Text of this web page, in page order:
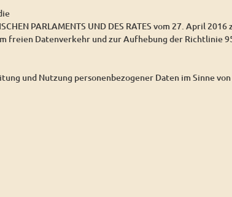
PARLAMENTS UND DES RATES vom 27. April
freien Datenverkehr und zur Aufhebung der Richtlinie
und Nutzung personenbezogener Daten im Sinne von